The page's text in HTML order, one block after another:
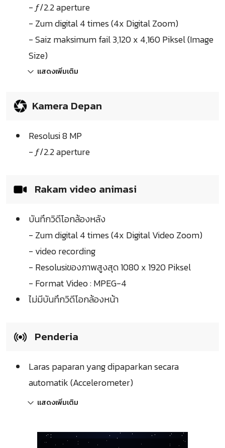
- ƒ/2.2 aperture
- Zum digital 4 times (4x Digital Zoom)
- Saiz maksimum fail 3,120 x 4,160 Piksel (Image
Size)
แสดงเพิ่มเติม
Kamera Depan
Resolusi 8 MP
- ƒ/2.2 aperture
Rakam video animasi
บันทึกวิดีโอกล้องหลัง
- Zum digital 4 times (4x Digital Video Zoom)
- video recording
- Resolusiของภาพสูงสุด 1080 x 1920 Piksel
- Format Video : MPEG-4
ไม่มีบันทึกวิดีโอกล้องหน้า
Penderia
Laras paparan yang dipaparkan secara
automatik (Accelerometer)
แสดงเพิ่มเติม